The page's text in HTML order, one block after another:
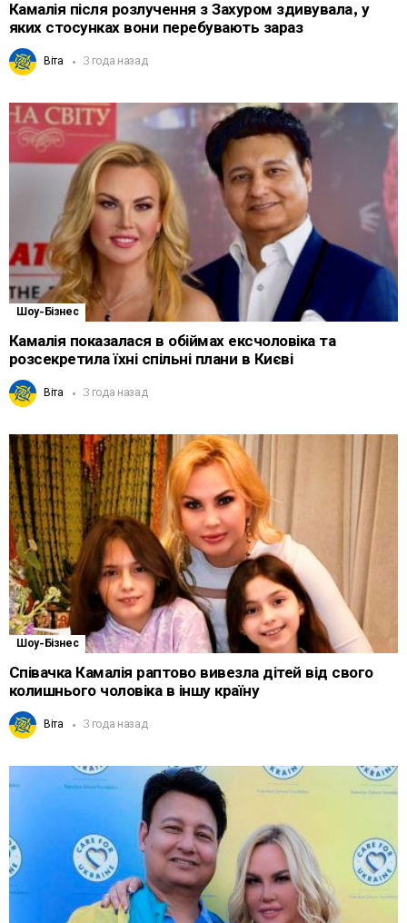
Камалія після розлучення з Захуром здивувала, у
яких стосунках вони перебувають зараз
Віта 3 года назад
Шоу-Бізнес
Камалія показалася в обіймах ексчоловіка та
розсекретила їхні спільні плани в Києві
Віта 3 года назад
Шоу-Бізнес
Співачка Камалія раптово вивезла дітей від свого
колишнього чоловіка в іншу країну
Віта 3 года назад